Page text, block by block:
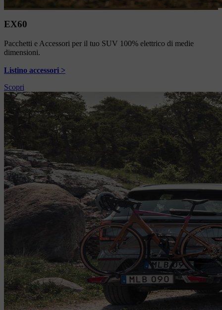
EX60
Pacchetti e Accessori per il tuo SUV 100% elettrico di medie
dimensioni.
Listino accessori >
Scopri